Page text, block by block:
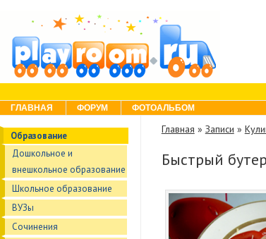
Menu
Skip to content
ГЛАВНАЯ ФОРУМ ФОТОАЛЬБОМ
Образование
Дошкольное и
внешкольное образование
Школьное образование
ВУЗы
Сочинения
Главная » Записи »
Быстрый